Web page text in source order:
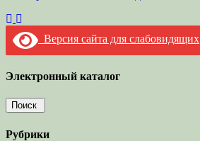
Версия сайта для слабовидящих
Электронный каталог
Рубрики